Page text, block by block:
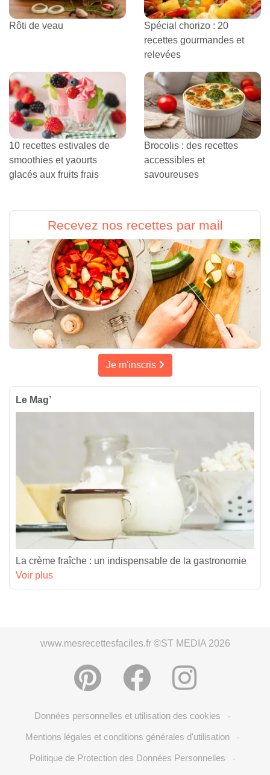
Rôti de veau
Spécial chorizo : 20
recettes gourmandes et
relevées
10 recettes estivales de
smoothies et yaourts
glacés aux fruits frais
Brocolis : des recettes
accessibles et
savoureuses
Recevez nos recettes par mail
Je m'inscris
Le Mag’
La crème fraîche : un indispensable de la gastronomie
Voir plus
www.mesrecettesfaciles.fr ©ST MEDIA 2026
Données personnelles et utilisation des cookies -
Mentions légales et conditions générales d'utilisation -
Politique de Protection des Données Personnelles -